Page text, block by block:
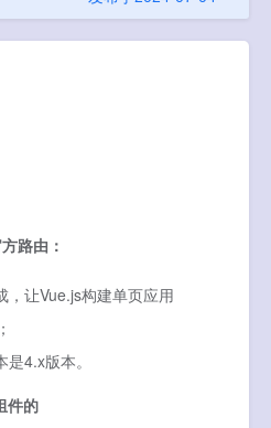
路由：
，让Vue.js构建单页应用
4.x版本。
件的